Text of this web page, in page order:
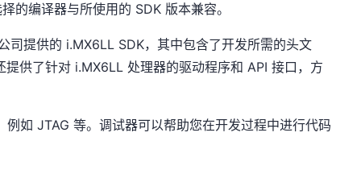
的编译器与所使用的 SDK 版本兼容。
司提供的 i.MX6LL SDK，其中包含了开发所需的头文
供了针对 i.MX6LL 处理器的驱动程序和 API 接口，方
如 JTAG 等。调试器可以帮助您在开发过程中进行代码